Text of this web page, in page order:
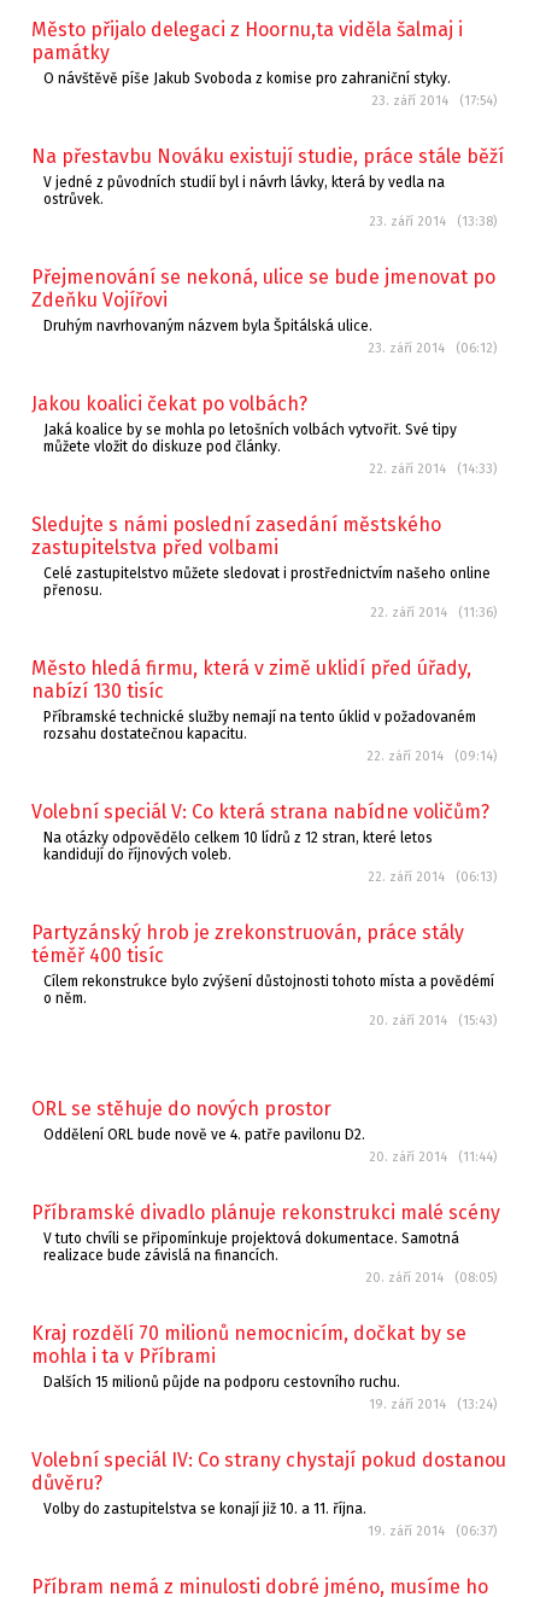
Město přijalo delegaci z Hoornu,ta viděla šalmaj i
památky
O návštěvě píše Jakub Svoboda z komise pro zahraniční styky.
23. září 2014 (17:54)
Na přestavbu Nováku existují studie, práce stále běží
V jedné z původních studií byl i návrh lávky, která by vedla na
ostrůvek.
23. září 2014 (13:38)
Přejmenování se nekoná, ulice se bude jmenovat po
Zdeňku Vojířovi
Druhým navrhovaným názvem byla Špitálská ulice.
23. září 2014 (06:12)
Jakou koalici čekat po volbách?
Jaká koalice by se mohla po letošních volbách vytvořit. Své tipy
můžete vložit do diskuze pod články.
22. září 2014 (14:33)
Sledujte s námi poslední zasedání městského
zastupitelstva před volbami
Celé zastupitelstvo můžete sledovat i prostřednictvím našeho online
přenosu.
22. září 2014 (11:36)
Město hledá firmu, která v zimě uklidí před úřady,
nabízí 130 tisíc
Příbramské technické služby nemají na tento úklid v požadovaném
rozsahu dostatečnou kapacitu.
22. září 2014 (09:14)
Volební speciál V: Co která strana nabídne voličům?
Na otázky odpovědělo celkem 10 lídrů z 12 stran, které letos
kandidují do říjnových voleb.
22. září 2014 (06:13)
Partyzánský hrob je zrekonstruován, práce stály
téměř 400 tisíc
Cílem rekonstrukce bylo zvýšení důstojnosti tohoto místa a povědémí
o něm.
20. září 2014 (15:43)
ORL se stěhuje do nových prostor
Oddělení ORL bude nově ve 4. patře pavilonu D2.
20. září 2014 (11:44)
Příbramské divadlo plánuje rekonstrukci malé scény
V tuto chvíli se připomínkuje projektová dokumentace. Samotná
realizace bude závislá na financích.
20. září 2014 (08:05)
Kraj rozdělí 70 milionů nemocnicím, dočkat by se
mohla i ta v Příbrami
Dalších 15 milionů půjde na podporu cestovního ruchu.
19. září 2014 (13:24)
Volební speciál IV: Co strany chystají pokud dostanou
důvěru?
Volby do zastupitelstva se konají již 10. a 11. října.
19. září 2014 (06:37)
Příbram nemá z minulosti dobré jméno, musíme ho